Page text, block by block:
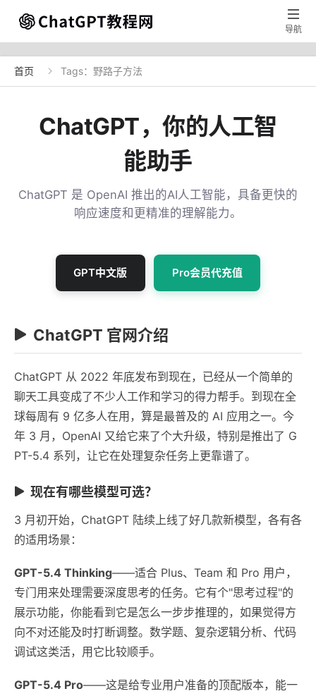

导航
首页  Tags：野路子方法
ChatGPT，你的人工智
能助手
ChatGPT 是 OpenAI 推出的AI人工智能，具备更快的
响应速度和更精准的理解能力。
GPT中文版 Pro会员代充值
ChatGPT 官网介绍
ChatGPT 从 2022 年底发布到现在，已经从一个简单的
聊天工具变成了不少人工作和学习的得力帮手。到现在全
球每周有 9 亿多人在用，算是最普及的 AI 应用之一。今
年 3 月，OpenAI 又给它来了个大升级，特别是推出了 G
PT-5.4 系列，让它在处理复杂任务上更靠谱了。
现在有哪些模型可选？
3 月初开始，ChatGPT 陆续上线了好几款新模型，各有各
的适用场景：
GPT-5.4 Thinking——适合 Plus、Team 和 Pro 用户，
专门用来处理需要深度思考的任务。它有个"思考过程"的
展示功能，你能看到它是怎么一步步推理的，如果觉得方
向不对还能及时打断调整。数学题、复杂逻辑分析、代码
调试这类活，用它比较顺手。
GPT-5.4 Pro——这是给专业用户准备的顶配版本，能一